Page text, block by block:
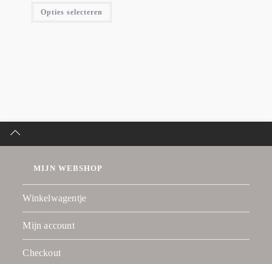
Opties selecteren
MIJN WEBSHOP
Winkelwagentje
Mijn account
Checkout